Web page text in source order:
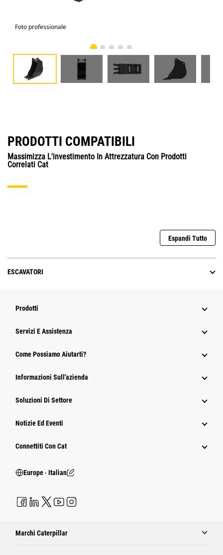
Foto professionale
PRODOTTI COMPATIBILI
Massimizza L'investimento In Attrezzatura Con Prodotti
Correlati Cat
Espandi Tutto
ESCAVATORI
Prodotti
Servizi E Assistenza
Come Possiamo Aiutarti?
Informazioni Sull'azienda
Soluzioni Di Settore
Notizie Ed Eventi
Connettiti Con Cat
Europe ‧ Italian
Marchi Caterpillar